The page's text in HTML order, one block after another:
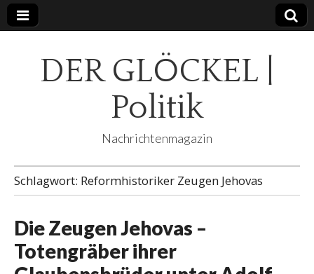
DER GLÖCKEL |
Politik
Nachrichtenmagazin
Schlagwort: Reformhistoriker Zeugen Jehovas
Die Zeugen Jehovas –
Totengräber ihrer